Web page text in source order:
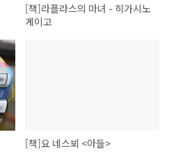
[책]라플라스의 마녀 - 히가시노
게이고
[책]요 네스뵈 <아들>